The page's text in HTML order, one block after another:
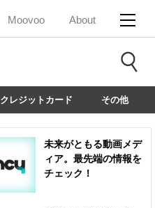
Moovoo About
クレジットカード その他
未来がともる動画メデ
ィア。最先端の情報を
チェック！